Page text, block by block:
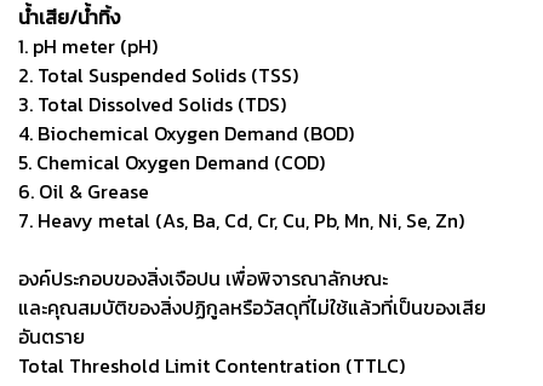
น้ำเสีย/น้ำทิ้ง
1. pH meter (pH)
2. Total Suspended Solids (TSS)
3. Total Dissolved Solids (TDS)
4. Biochemical Oxygen Demand (BOD)
5. Chemical Oxygen Demand (COD)
6. Oil & Grease
7. Heavy metal (As, Ba, Cd, Cr, Cu, Pb, Mn, Ni, Se, Zn)
องค์ประกอบของสิ่งเจือปน เพื่อพิจารณาลักษณะ
และคุณสมบัติของสิ่งปฏิกูลหรือวัสดุที่ไม่ใช้แล้วที่เป็นของเสีย
อันตราย
Total Threshold Limit Contentration (TTLC)